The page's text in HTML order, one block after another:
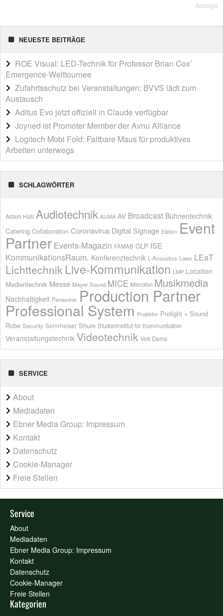
Anzeige
NEUESTE BEITRÄGE
ROE Visual: LED-Technik für Professor Brian Cox’
Emergence-Welttournee
Zufahrtsschutz bei Veranstaltungen: BVVS lädt zum
Austausch
Aditus Evo jetzt offiziell in Claude verfügbar
Joyned ist Promoter Member der Avnu Alliance
Logitech Mobi Fold: Faltbare Maus für produktives
Arbeiten unterwegs
SCHLAGWÖRTER
Adam Hall Audiotechnik AUMA AV Broadcast Bühnentechnik
Catering Collaboration Coronavirus Digital Signage Elation Event
Partner Events-Magazin FAMAB GLP ISE
KommunikationsRaum. Konferenztechnik L-Acoustics Lawo LEaT
Lichttechnik Live-Kommunikation LMP Location
Medientechnik Messe Meyer Sound MICE Mikrofon Musikmedia
Nachhaltigkeit Panasonic Production Partner
Professional System Projektor Prolight + Sound
Robe Security Sennheiser Shure Studieninstitut für Kommunikation
Veranstaltungstechnik Videotechnik Vok Dams
SERVICE
About
Mediadaten
Ebner Media Group: Impressum
Kontakt
Datenschutz
Cookie-Manager
Freie Stellen
Service
About
Mediadaten
Ebner Media Group: Impressum
Kontakt
Datenschutz
Cookie-Manager
Freie Stellen
Kategorien